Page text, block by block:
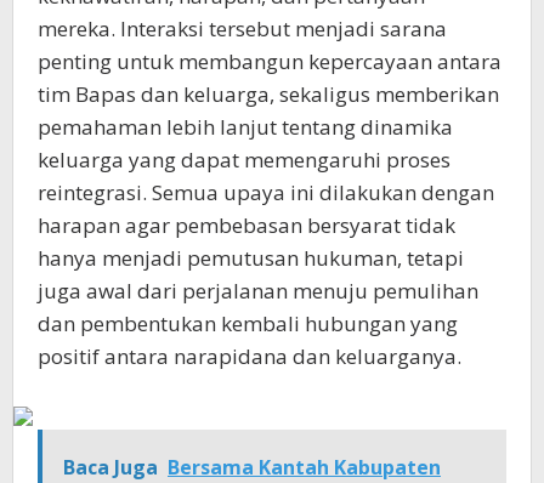
mereka. Interaksi tersebut menjadi sarana
penting untuk membangun kepercayaan antara
tim Bapas dan keluarga, sekaligus memberikan
pemahaman lebih lanjut tentang dinamika
keluarga yang dapat memengaruhi proses
reintegrasi. Semua upaya ini dilakukan dengan
harapan agar pembebasan bersyarat tidak
hanya menjadi pemutusan hukuman, tetapi
juga awal dari perjalanan menuju pemulihan
dan pembentukan kembali hubungan yang
positif antara narapidana dan keluarganya.
Baca Juga Bersama Kantah Kabupaten